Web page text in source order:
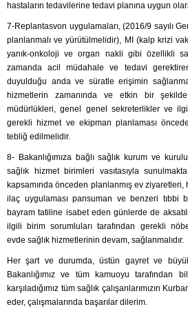
hastaların tedavilerine tedavi planına uygun
7-Replantasvon uygulamaları, (2016/9 sayılı
planlanmalı ve yürütülmelidir), MI (kalp krizi
yanık-onkoloji ve organ nakli gibi özellikli
zamanda acil müdahale ve tedavi
duyulduğu anda ve süratle erişimin
hizmetlerin zamanında ve etkin bir
müdürlükleri, genel genel sekreterlikler ve
gerekli hizmet ve ekipman planlaması
tebliğ edilmelidir.
8- Bakanlığımıza bağlı sağlık kurum ve
sağlık hizmet birimleri vasıtasıyla
kapsamında önceden planlanmış ev ziyaretleri,
ilaç uygulaması pansuman ve benzeri tıbbi
bayram tatiline isabet eden günlerde de
ilgili birim sorumluları tarafından gerekli
evde sağlık hizmetlerinin devam, sağlanmalıdır.
Her şart ve durumda, üstün gayret ve
Bakanlığımız ve tüm kamuoyu tarafından
karşıladığımız tüm sağlık çalışanlarımızın
eder, çalışmalarında başarılar dilerim.